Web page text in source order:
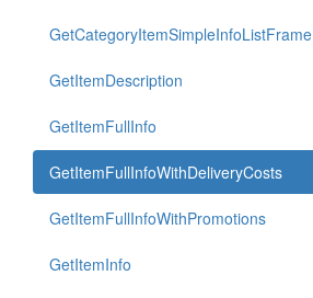
GetCategoryItemSimpleInfoListFrame
GetItemDescription
GetItemFullInfo
GetItemFullInfoWithDeliveryCosts
GetItemFullInfoWithPromotions
GetItemInfo